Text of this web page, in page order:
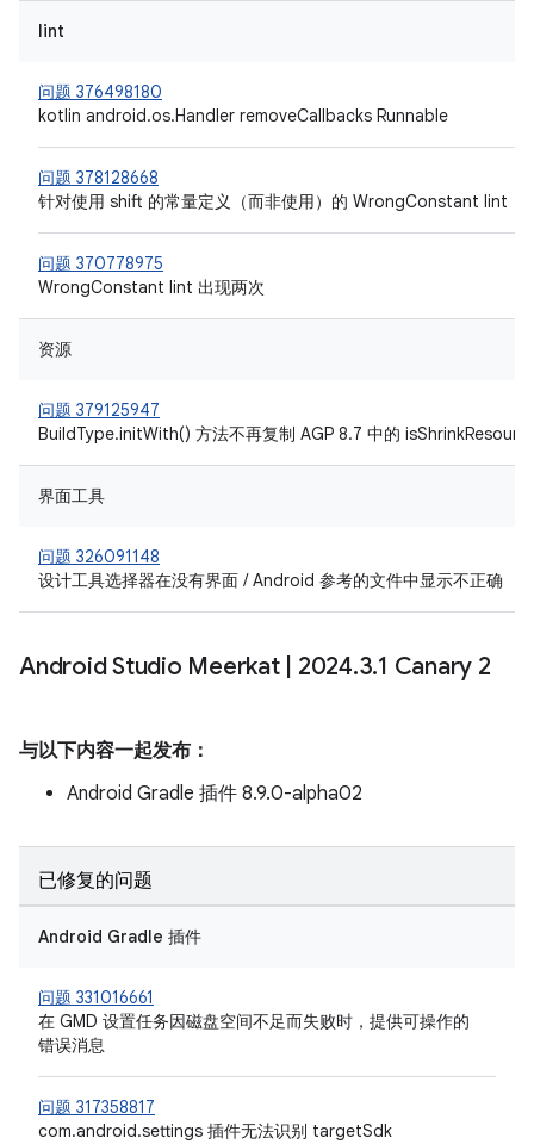
lint
问题 376498180
kotlin android.os.Handler removeCallbacks Runnable
问题 378128668
针对使用 shift 的常量定义（而非使用）的 WrongConstant lint
问题 370778975
WrongConstant lint 出现两次
资源
问题 379125947
BuildType.initWith() 方法不再复制 AGP 8.7 中的
界面工具
问题 326091148
设计工具选择器在没有界面 / Android 参考的文件中显示不正确
Android Studio Meerkat 2024.3.1 Canary 2
与以下内容一起发布：
Android Gradle 插件 8.9.0-alpha02
已修复的问题
Android Gradle 插件
问题 331016661
在 GMD 设置任务因磁盘空间不足而失败时，提供可操作的
错误消息
问题 317358817
com.android.settings 插件无法识别 targetSdk